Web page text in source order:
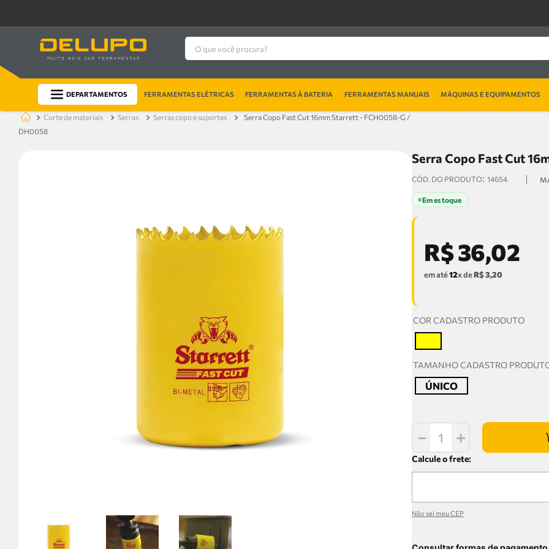
O que você procura?
DEPARTAMENTOS FERRAMENTAS ELÉTRICAS FERRAMENTAS À BATERIA FERRAMENTAS MANUAIS MÁQUINAS E EQUIPAMENTOS
corte de materiais serras serras copo e suportes
Serra Copo Fast Cut 16mm Starrett - FCH0058-G /
DH0058
Serra Copo Fast Cut
: 14654
Em estoque
R$36,02
em até12x deR$3,20
COR CADASTRO PRODUTO
TAMANHO CADASTRO
ÚNICO
＋
－
Não sei meu CEP